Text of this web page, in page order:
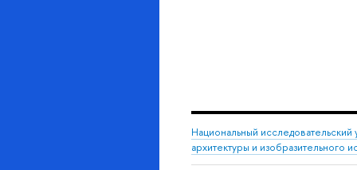
Национальный
архитектуры и изобразительного